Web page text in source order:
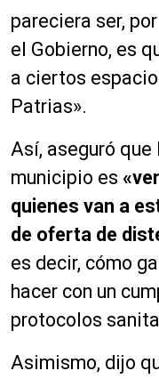
pareciera ser,
el Gobierno, es
a ciertos
Patrias».
Así, aseguró que
municipio es
quienes van a
de oferta de
es decir, cómo
hacer con un
protocolos
Asimismo, dijo